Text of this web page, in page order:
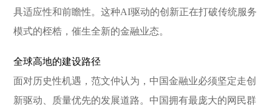
具适应性和前瞻性。这种AI驱动的创新正在打破传统服务
模式的桎梏，催生全新的金融业态。
全球高地的建设路径
面对历史性机遇，范文仲认为，中国金融业必须坚定走创
新驱动、质量优先的发展道路。中国拥有最庞大的网民群